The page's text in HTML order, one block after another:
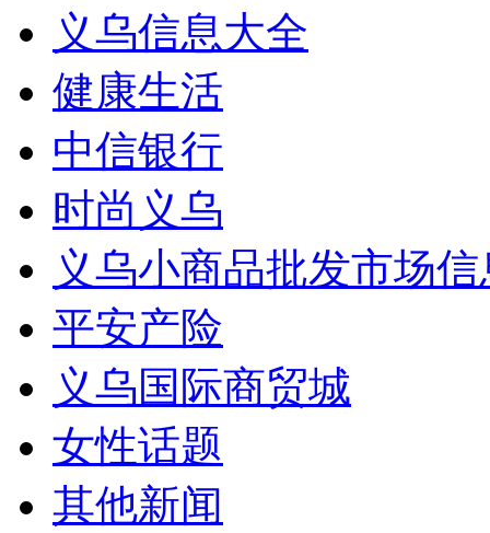
义乌信息大全
健康生活
中信银行
时尚义乌
义乌小商品批发市场
平安产险
义乌国际商贸城
女性话题
其他新闻